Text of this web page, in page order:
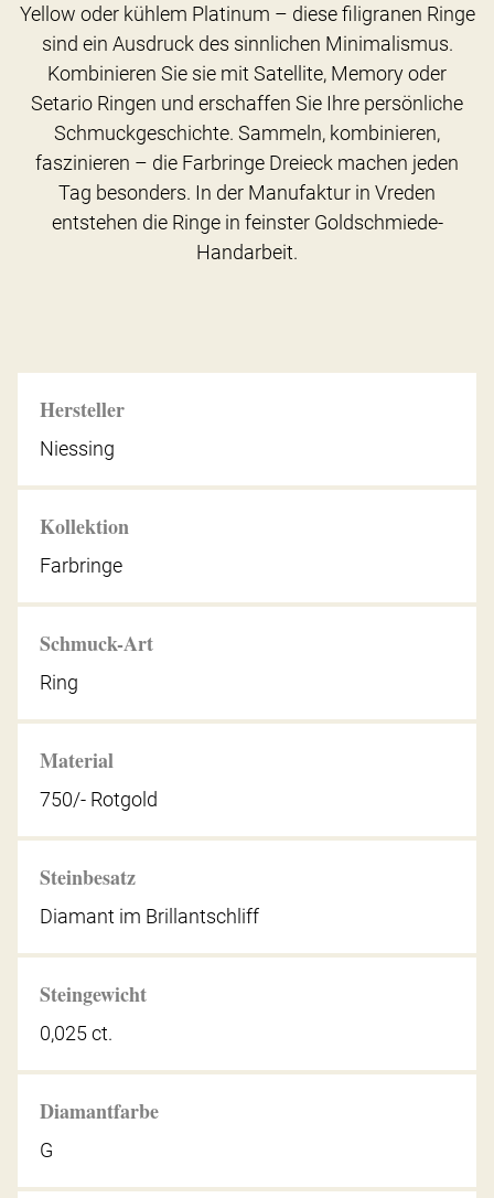
Hersteller
Niessing
Kollektion
Farbringe
Schmuck-Art
Ring
Material
750/- Rotgold
Steinbesatz
Diamant im Brillantschliff
Steingewicht
0,025 ct.
Diamantfarbe
G
Yellow oder kühlem Platinum – diese filigranen Ringe
sind ein Ausdruck des sinnlichen Minimalismus.
Kombinieren Sie sie mit Satellite, Memory oder
Setario Ringen und erschaffen Sie Ihre persönliche
Schmuckgeschichte. Sammeln, kombinieren,
faszinieren – die Farbringe Dreieck machen jeden
Tag besonders. In der Manufaktur in Vreden
entstehen die Ringe in feinster Goldschmiede-
Handarbeit.